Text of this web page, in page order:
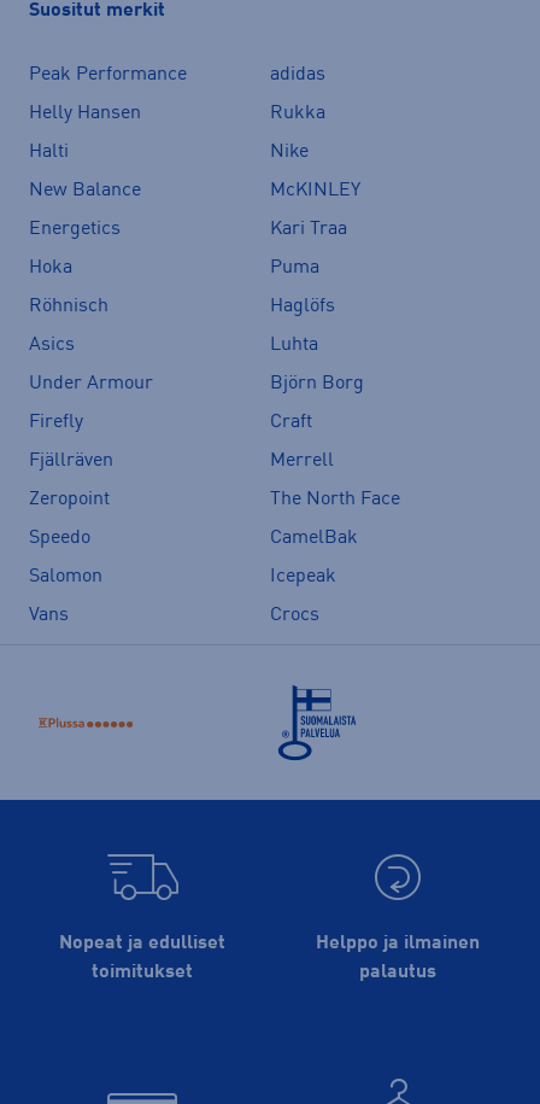
Suositut merkit
Peak Performance
adidas
Helly Hansen
Rukka
Halti
Nike
New Balance
McKINLEY
Energetics
Kari Traa
Hoka
Puma
Röhnisch
Haglöfs
Asics
Luhta
Under Armour
Björn Borg
Firefly
Craft
Fjällräven
Merrell
Zeropoint
The North Face
Speedo
CamelBak
Salomon
Icepeak
Vans
Crocs
Nopeat ja edulliset
toimitukset
Helppo ja ilmainen
palautus